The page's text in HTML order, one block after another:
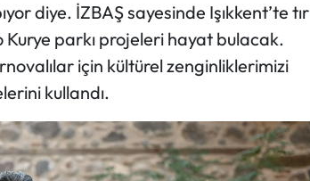
diye. İZBAŞ sayesinde Işıkkent’te tır
Kurye parkı projeleri hayat bulacak.
için kültürel zenginliklerimizi
kullandı.